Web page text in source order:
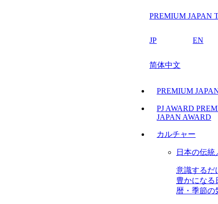
PREMIUM JAPAN
JP EN
简体中文
PREMIUM
PJ AWARD
JAPAN AWARD
カルチャー
日本の伝統
意識するだ
豊かになる
暦・季節の